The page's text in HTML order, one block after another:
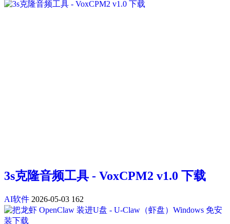
3s克隆音频工具 - VoxCPM2 v1.0 下载
AI软件 2026-05-03 162